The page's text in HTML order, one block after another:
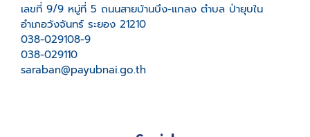
เลขที่ 9/9 หมู่ที่ 5 ถนนสายบ้านบึง-แกลง ตำบล ป่ายุบใน
อำเภอวังจันทร์ ระยอง 21210
038-029108-9
038-029110
saraban@payubnai.go.th